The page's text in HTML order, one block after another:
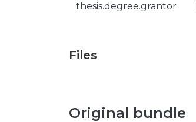
thesis.degree.grantor
Files
Original bundle